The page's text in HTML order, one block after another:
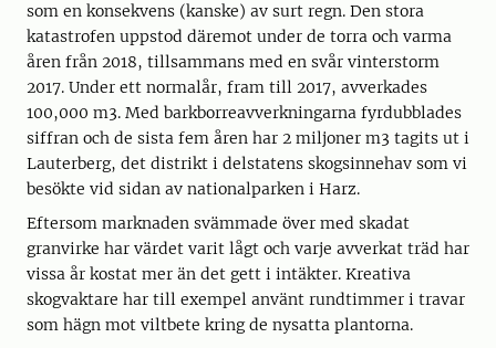
som en konsekvens (kanske) av surt regn. Den stora
katastrofen uppstod däremot under de torra och varma
åren från 2018, tillsammans med en svår vinterstorm
2017. Under ett normalår, fram till 2017, avverkades
100,000 m3. Med barkborreavverkningarna fyrdubblades
siffran och de sista fem åren har 2 miljoner m3 tagits ut i
Lauterberg, det distrikt i delstatens skogsinnehav som vi
besökte vid sidan av nationalparken i Harz.
Eftersom marknaden svämmade över med skadat
granvirke har värdet varit lågt och varje avverkat träd har
vissa år kostat mer än det gett i intäkter. Kreativa
skogvaktare har till exempel använt rundtimmer i travar
som hägn mot viltbete kring de nysatta plantorna.